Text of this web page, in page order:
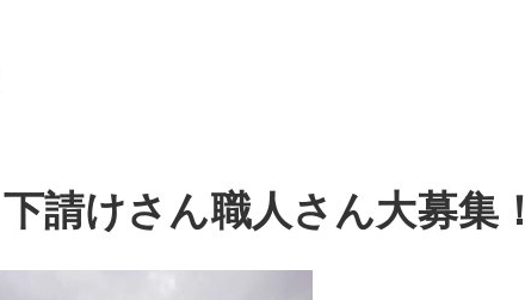
請けさん職人さん大募集！